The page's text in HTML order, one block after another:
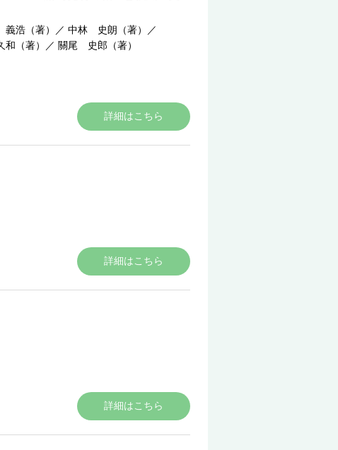
浩（著） ／ 中林 史朗（著）
／
（著） ／ 關尾 史郎（著）
詳細はこちら
詳細はこちら
詳細はこちら